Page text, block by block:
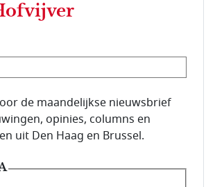
de abonnee.
de maandelijkse nieuwsbrief
opinies, columns en
uit Den Haag en Brussel.